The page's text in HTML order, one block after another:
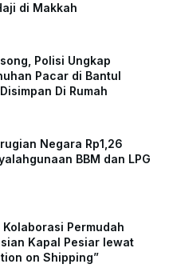
di Makkah
Polisi Ungkap
Pacar di Bantul
Di Rumah
Negara Rp1,26
BBM dan LPG
Permudah
Kapal Pesiar lewat
on Shipping”